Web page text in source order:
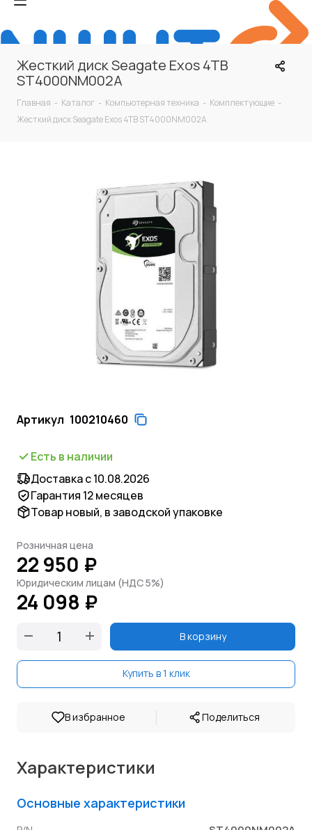
Жесткий диск Seagate Exos 4TB
ST4000NM002A
Главная - Каталог - Компьютерная техника - Комплектующие -
Жесткий диск Seagate Exos 4TB ST4000NM002A
Артикул 100210460
Есть в наличии
Доставка с 10.08.2026
Гарантия 12 месяцев
Товар новый, в заводской упаковке
Розничная цена
22 950 ₽
Юридическим лицам (НДС 5%)
24 098 ₽
В корзину
Купить в 1 клик
В избранное | Поделиться
Характеристики
Основные характеристики